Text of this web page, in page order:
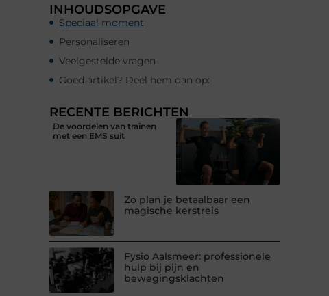
INHOUDSOPGAVE
Speciaal moment
Personaliseren
Veelgestelde vragen
Goed artikel? Deel hem dan op:
RECENTE BERICHTEN
De voordelen van trainen
met een EMS suit
Zo plan je betaalbaar een
magische kerstreis
Fysio Aalsmeer: professionele
hulp bij pijn en
bewegingsklachten